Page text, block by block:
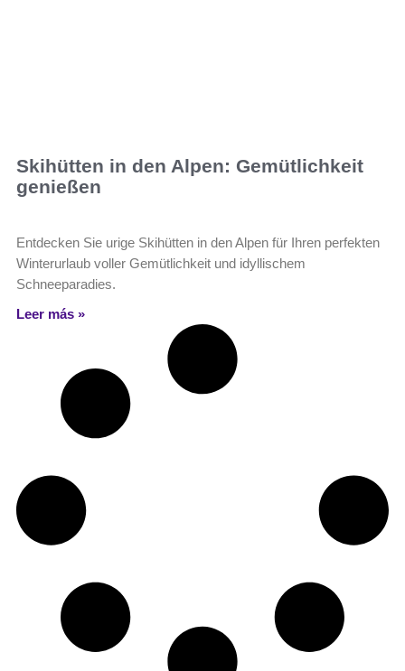
Skihütten in den Alpen: Gemütlichkeit
genießen
Entdecken Sie urige Skihütten in den Alpen für Ihren perfekten
Winterurlaub voller Gemütlichkeit und idyllischem
Schneeparadies.
Leer más »